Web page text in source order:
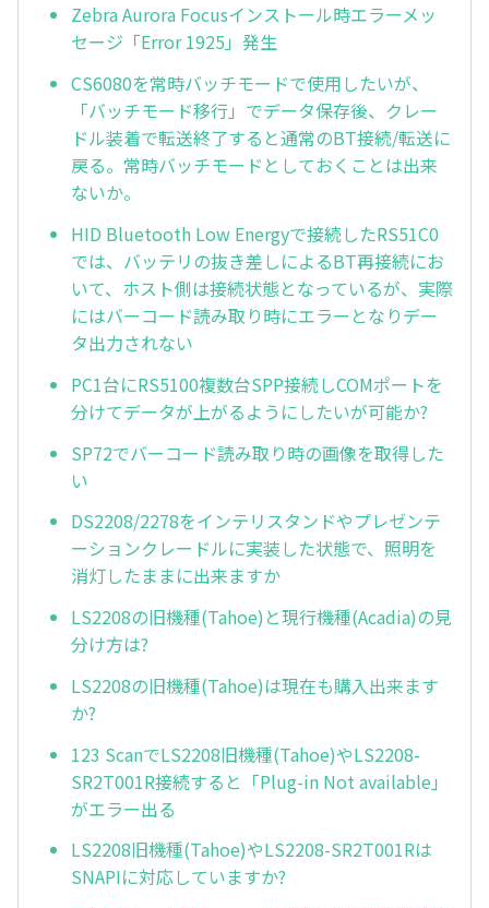
Zebra Aurora Focusインストール時エラーメッ
セージ「Error 1925」発生
CS6080を常時バッチモードで使用したいが、
「バッチモード移行」でデータ保存後、クレー
ドル装着で転送終了すると通常のBT接続/転送に
戻る。常時バッチモードとしておくことは出来
ないか。
HID Bluetooth Low Energyで接続したRS51C0
では、バッテリの抜き差しによるBT再接続にお
いて、ホスト側は接続状態となっているが、実際
にはバーコード読み取り時にエラーとなりデー
タ出力されない
PC1台にRS5100複数台SPP接続しCOMポートを
分けてデータが上がるようにしたいが可能か?
SP72でバーコード読み取り時の画像を取得した
い
DS2208/2278をインテリスタンドやプレゼンテ
ーションクレードルに実装した状態で、照明を
消灯したままに出来ますか
LS2208の旧機種(Tahoe)と現行機種(Acadia)の見
分け方は?
LS2208の旧機種(Tahoe)は現在も購入出来ます
か?
123 ScanでLS2208旧機種(Tahoe)やLS2208-
SR2T001R接続すると「Plug-in Not available」
がエラー出る
LS2208旧機種(Tahoe)やLS2208-SR2T001Rは
SNAPIに対応していますか?